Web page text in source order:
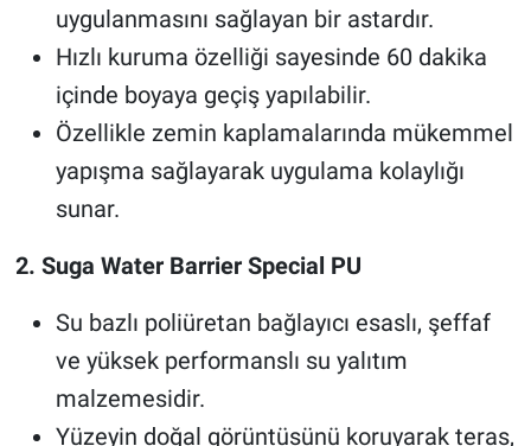
uygulanmasını sağlayan bir astardır.
Hızlı kuruma özelliği sayesinde 60 dakika
içinde boyaya geçiş yapılabilir.
Özellikle zemin kaplamalarında mükemmel
yapışma sağlayarak uygulama kolaylığı
sunar.
2. Suga Water Barrier Special PU
Su bazlı poliüretan bağlayıcı esaslı, şeffaf
ve yüksek performanslı su yalıtım
malzemesidir.
Yüzeyin doğal görüntüsünü koruyarak teras,